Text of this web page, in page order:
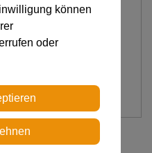
können
oder